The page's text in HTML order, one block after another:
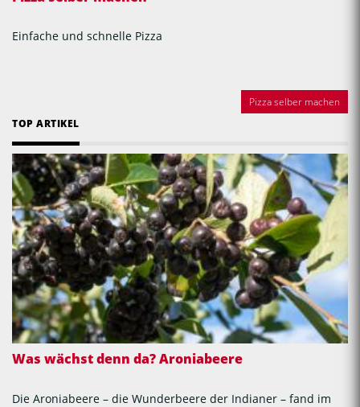
Einfache und schnelle Pizza
Pizza selber machen
TOP ARTIKEL
Was wächst denn da? Aroniabeere
Die Aroniabeere – die Wunderbeere der Indianer – fand im